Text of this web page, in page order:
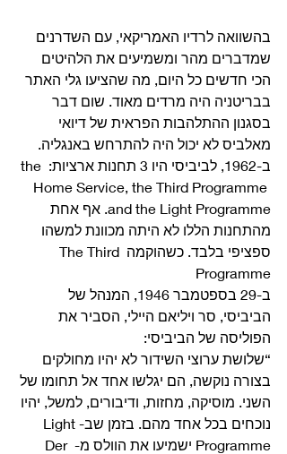
בהשוואה לרדיו האמריקאי, עם השדרנים
שמדברים מהר ומשמיעים את הלהיטים
הכי חדשים כל היום, מה שהציעו גלי האתר
בבריטניה היה מרדים מאוד. שום דבר
בסגנון ההתלהבות הפראית של דיואי
מאלביס לא יכול היה להתרחש באנגליה.
ב-1962, לביביסי היו 3 תחנות ארציות: the
Home Service, the Third Programme
and the Light Programme. אף אחת
מהתחנות הללו לא היתה מכוונת למשהו
ספציפי בלבד. כשהוקמה The Third
Programme
ב-29 בספטמבר 1946, המנהל של
הביביסי, סר ויליאם היילי, הסביר את
הפוליסה של הביביסי:
“שלושת ערוצי השידור לא יהיו מחולקים
בצורה נוקשה, הם יגלשו אחד אל תחומו של
השני. מוסיקה, מחזות, ודיבורים, למשל, יהיו
נוכחים בכל אחד מהם. בזמן שב-Light
Programme ישמיעו את הוולס מ- Der